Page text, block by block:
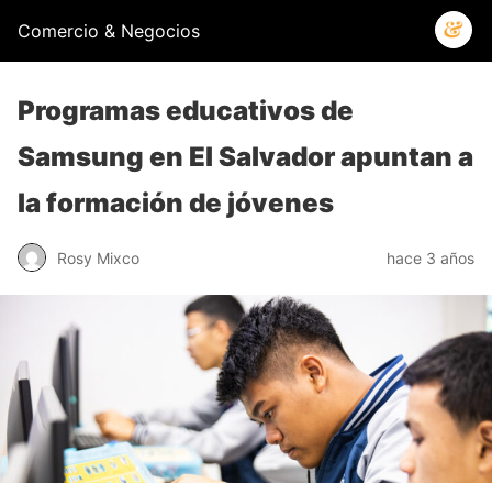
Comercio & Negocios
Programas educativos de
Samsung en El Salvador apuntan a
la formación de jóvenes
Rosy Mixco hace 3 años